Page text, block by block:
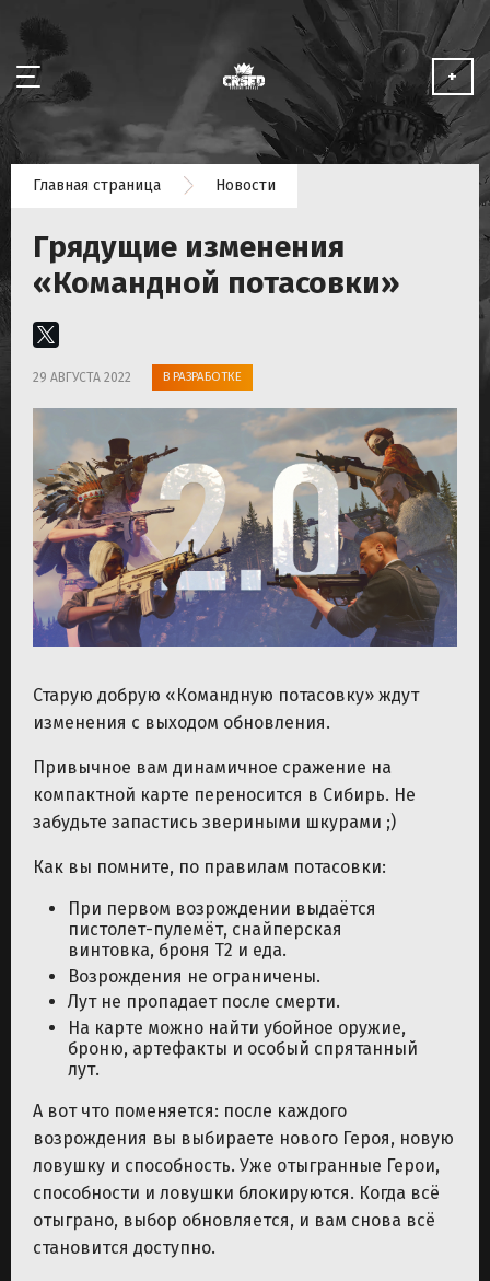
НОВОСТИ
МЕДИА
ИГРАТЬ БЕСПЛАТНО
+
Главная страница Новости
Грядущие изменения
«Командной потасовки»
29 АВГУСТА 2022 В РАЗРАБОТКЕ
Старую добрую «Командную потасовку» ждут
изменения с выходом обновления.
Привычное вам динамичное сражение на
компактной карте переносится в Сибирь. Не
забудьте запастись звериными шкурами ;)
Как вы помните, по правилам потасовки:
При первом возрождении выдаётся
пистолет-пулемёт, снайперская
винтовка, броня Т2 и еда.
Возрождения не ограничены.
Лут не пропадает после смерти.
На карте можно найти убойное оружие,
броню, артефакты и особый спрятанный
лут.
А вот что поменяется: после каждого
возрождения вы выбираете нового Героя, новую
ловушку и способность. Уже отыгранные Герои,
способности и ловушки блокируются. Когда всё
отыграно, выбор обновляется, и вам снова всё
становится доступно.